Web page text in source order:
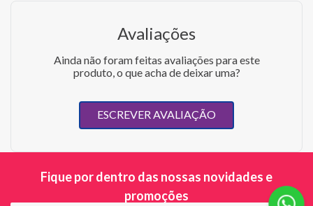
Avaliações
Ainda não foram feitas avaliações para este
produto, o que acha de deixar uma?
ESCREVER AVALIAÇÃO
Fique por dentro das nossas novidades e
promoções